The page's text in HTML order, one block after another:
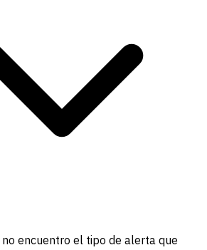
no encuentro el tipo de alerta que